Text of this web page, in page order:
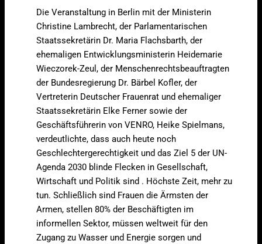
Die Veranstaltung in Berlin mit der Ministerin
Christine Lambrecht, der Parlamentarischen
Staatssekretärin Dr. Maria Flachsbarth, der
ehemaligen Entwicklungsministerin Heidemarie
Wieczorek-Zeul, der Menschenrechtsbeauftragten
der Bundesregierung Dr. Bärbel Kofler, der
Vertreterin Deutscher Frauenrat und ehemaliger
Staatssekretärin Elke Ferner sowie der
Geschäftsführerin von VENRO, Heike Spielmans,
verdeutlichte, dass auch heute noch
Geschlechtergerechtigkeit und das Ziel 5 der UN-
Agenda 2030 blinde Flecken in Gesellschaft,
Wirtschaft und Politik sind . Höchste Zeit, mehr zu
tun. Schließlich sind Frauen die Ärmsten der
Armen, stellen 80% der Beschäftigten im
informellen Sektor, müssen weltweit für den
Zugang zu Wasser und Energie sorgen und